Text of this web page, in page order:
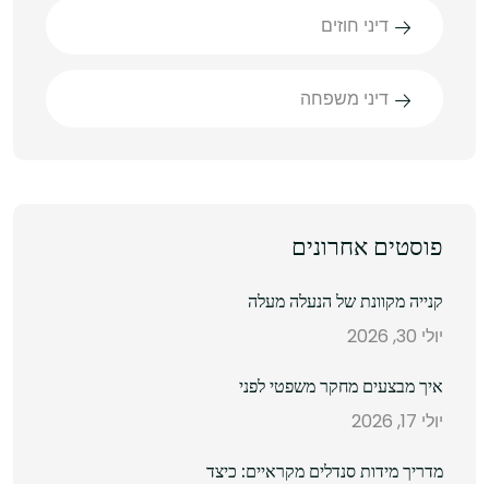
דיני חוזים
דיני משפחה
פוסטים אחרונים
קנייה מקוונת של הנעלה מעלה
יולי 30, 2026
איך מבצעים מחקר משפטי לפני
יולי 17, 2026
מדריך מידות סנדלים מקראיים: כיצד